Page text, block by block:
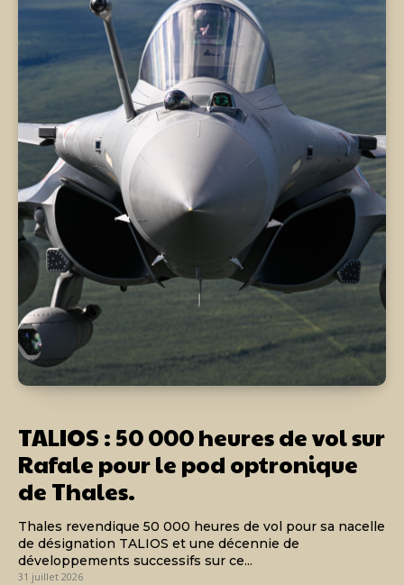
TALIOS : 50 000 heures de vol sur
Rafale pour le pod optronique
de Thales.
Thales revendique 50 000 heures de vol pour sa nacelle
de désignation TALIOS et une décennie de
développements successifs sur ce...
31 juillet 2026